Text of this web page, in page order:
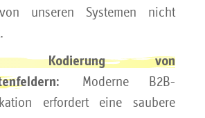
unseren Systemen nicht
Kodierung von
Moderne B2B-
erfordert eine saubere